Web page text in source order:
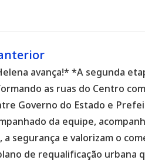
avança!* *A segunda
as ruas do Centro
Governo do Estado e
da equipe,
a segurança e valorizam o
de requalificação urbana